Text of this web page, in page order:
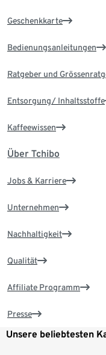
Geschenkkarte
Bedienungsanleitungen
Ratgeber und
Entsorgung/ Inhaltsstoffe
Kaffeewissen
Über Tchibo
Jobs & Karriere
Unternehmen
Nachhaltigkeit
Qualität
Affiliate Programm
Presse
Unsere beliebtesten